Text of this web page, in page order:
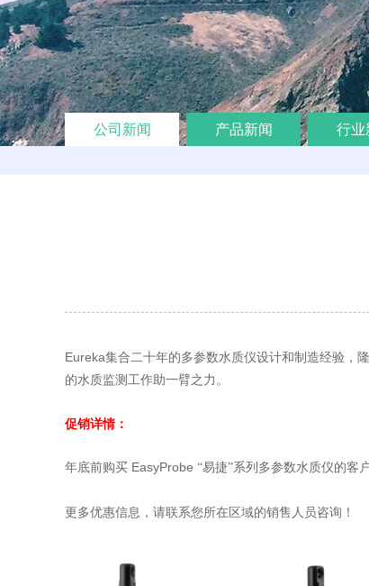
公司新闻 产品新闻 行业
Eureka集合二十年的多参数水质仪设计和制造经验，
的水质监测工作助一臂之力。
促销详情：
年底前购买 EasyProbe “易捷”系列多参数水质仪的客
更多优惠信息，请联系您所在区域的销售人员咨询！